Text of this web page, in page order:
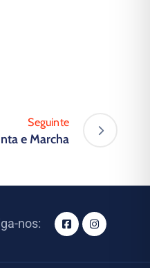
Seguinte
e Marcha
nos: